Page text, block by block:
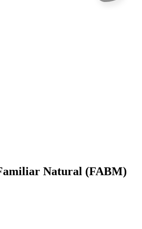
Natural (FABM)